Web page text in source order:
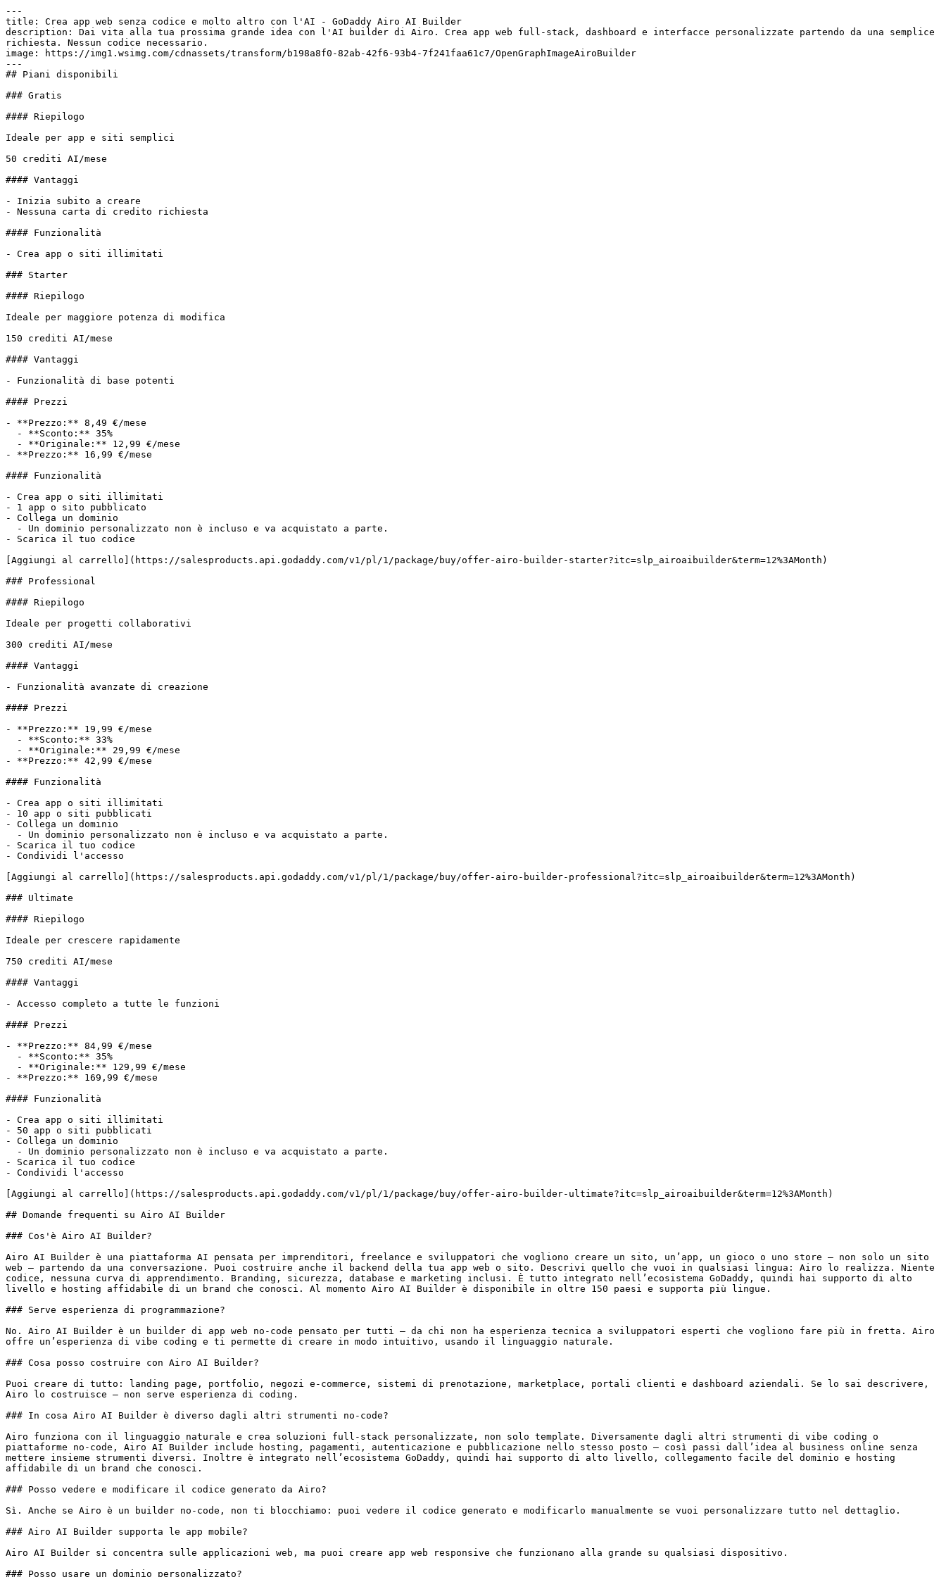
---
title: Crea app web senza codice e molto altro con l'AI - GoDaddy Airo AI Builder
description: Dai vita alla tua prossima grande idea con l'AI builder di Airo. Crea app web full-stack, dashboard e interfacce personalizzate partendo da una semplice
richiesta. Nessun codice necessario.
image: https://img1.wsimg.com/cdnassets/transform/b198a8f0-82ab-42f6-93b4-7f241faa61c7/OpenGraphImageAiroBuilder
---
## Piani disponibili
### Gratis
#### Riepilogo
Ideale per app e siti semplici
50 crediti AI/mese
#### Vantaggi
- Inizia subito a creare
- Nessuna carta di credito richiesta
#### Funzionalità
- Crea app o siti illimitati
### Starter
#### Riepilogo
Ideale per maggiore potenza di modifica
150 crediti AI/mese
#### Vantaggi
- Funzionalità di base potenti
#### Prezzi
- **Prezzo:** 8,49 €/mese
- **Prezzo:** 16,99 €/mese
#### Funzionalità
- Crea app o siti illimitati
- 1 app o sito pubblicato
- Collega un dominio
- Scarica il tuo codice
[Aggiungi al carrello](https://salesproducts.api.godaddy.com/v1/pl/1/package/buy/offer-airo-builder-starter?itc=slp_airoaibuilder&term=12%3AMonth)
### Professional
#### Riepilogo
Ideale per progetti collaborativi
300 crediti AI/mese
#### Vantaggi
- Funzionalità avanzate di creazione
#### Prezzi
- **Prezzo:** 19,99 €/mese
- **Prezzo:** 42,99 €/mese
#### Funzionalità
- Crea app o siti illimitati
- 10 app o siti pubblicati
- Collega un dominio
- Scarica il tuo codice
- Condividi l'accesso
[Aggiungi al carrello](https://salesproducts.api.godaddy.com/v1/pl/1/package/buy/offer-airo-builder-professional?itc=slp_airoaibuilder&term=12%3AMonth)
### Ultimate
#### Riepilogo
Ideale per crescere rapidamente
750 crediti AI/mese
#### Vantaggi
- Accesso completo a tutte le funzioni
#### Prezzi
- **Prezzo:** 84,99 €/mese
- **Prezzo:** 169,99 €/mese
#### Funzionalità
- Crea app o siti illimitati
- 50 app o siti pubblicati
- Collega un dominio
- Scarica il tuo codice
- Condividi l'accesso
[Aggiungi al carrello](https://salesproducts.api.godaddy.com/v1/pl/1/package/buy/offer-airo-builder-ultimate?itc=slp_airoaibuilder&term=12%3AMonth)
## Domande frequenti su Airo AI Builder
### Cos'è Airo AI Builder?
Airo AI Builder è una piattaforma AI pensata per imprenditori, freelance e sviluppatori che vogliono creare un sito, un’app, un gioco o uno store — non solo un sito
web — partendo da una conversazione. Puoi costruire anche il backend della tua app web o sito. Descrivi quello che vuoi in qualsiasi lingua: Airo lo realizza. Niente
codice, nessuna curva di apprendimento. Branding, sicurezza, database e marketing inclusi. È tutto integrato nell’ecosistema GoDaddy, quindi hai supporto di alto
livello e hosting affidabile di un brand che conosci. Al momento Airo AI Builder è disponibile in oltre 150 paesi e supporta più lingue.
### Serve esperienza di programmazione?
No. Airo AI Builder è un builder di app web no-code pensato per tutti — da chi non ha esperienza tecnica a sviluppatori esperti che vogliono fare più in fretta. Airo
offre un’esperienza di vibe coding e ti permette di creare in modo intuitivo, usando il linguaggio naturale.
### Cosa posso costruire con Airo AI Builder?
Puoi creare di tutto: landing page, portfolio, negozi e-commerce, sistemi di prenotazione, marketplace, portali clienti e dashboard aziendali. Se lo sai descrivere,
Airo lo costruisce — non serve esperienza di coding.
### In cosa Airo AI Builder è diverso dagli altri strumenti no-code?
Airo funziona con il linguaggio naturale e crea soluzioni full-stack personalizzate, non solo template. Diversamente dagli altri strumenti di vibe coding o
piattaforme no-code, Airo AI Builder include hosting, pagamenti, autenticazione e pubblicazione nello stesso posto — così passi dall’idea al business online senza
mettere insieme strumenti diversi. Inoltre è integrato nell’ecosistema GoDaddy, quindi hai supporto di alto livello, collegamento facile del dominio e hosting
affidabile di un brand che conosci.
### Posso vedere e modificare il codice generato da Airo?
Sì. Anche se Airo è un builder no-code, non ti blocchiamo: puoi vedere il codice generato e modificarlo manualmente se vuoi personalizzare tutto nel dettaglio.
### Airo AI Builder supporta le app mobile?
Airo AI Builder si concentra sulle applicazioni web, ma puoi creare app web responsive che funzionano alla grande su qualsiasi dispositivo.
### Posso usare un dominio personalizzato?